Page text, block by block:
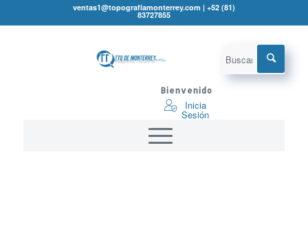
ventas1@topografíamonterrey.com | +52 (81)
83727855
Bienvenido
Inicia
Sesión